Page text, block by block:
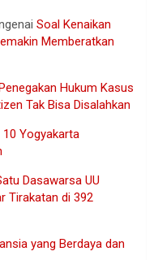
Soal Kenaikan
Memberatkan
Hukum Kasus
Tak Bisa Disalahkan
10 Yogyakarta
Dasawarsa UU
Tirakatan di 392
yang Berdaya dan